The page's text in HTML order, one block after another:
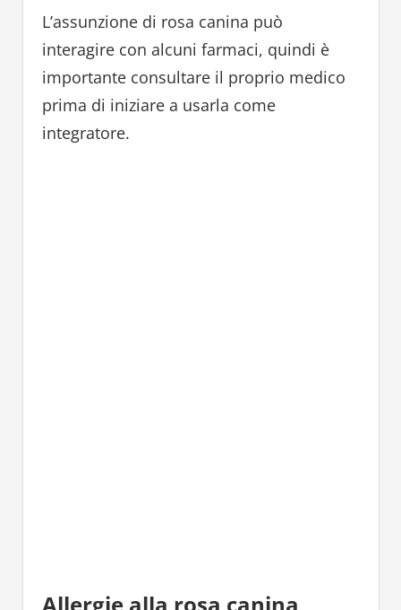
L’assunzione di rosa canina può
interagire con alcuni farmaci, quindi è
importante consultare il proprio medico
prima di iniziare a usarla come
integratore.